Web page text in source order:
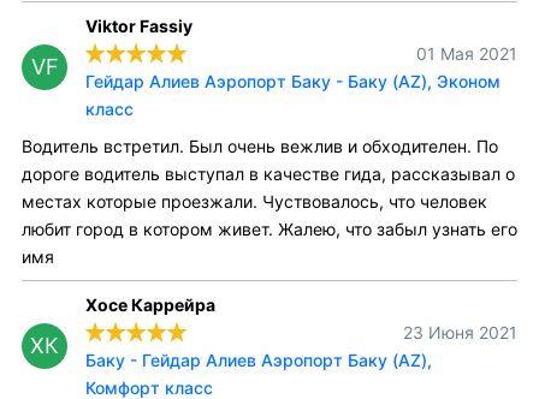
VF
Viktor Fassiy
01 Мая 2021
Гейдар Алиев Аэропорт Баку - Баку (AZ), Эконом
класс
Водитель встретил. Был очень вежлив и обходителен. По
дороге водитель выступал в качестве гида, рассказывал о
местах которые проезжали. Чуствовалось, что человек
любит город в котором живет. Жалею, что забыл узнать его
имя
ХК
Хосе Каррейра
23 Июня 2021
Баку - Гейдар Алиев Аэропорт Баку (AZ),
Комфорт класс